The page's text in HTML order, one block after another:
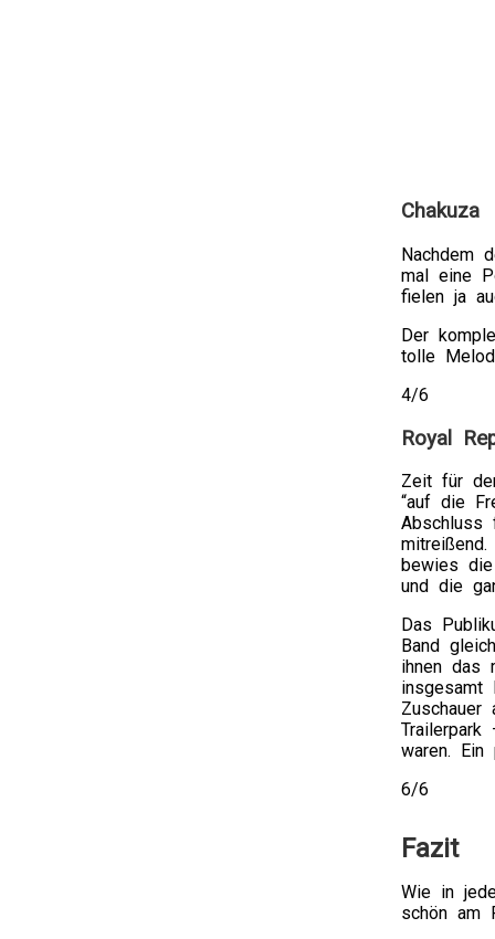
Chakuza
Nachdem
mal eine
fielen ja
Der
tolle
4/6
Royal
Zeit für
“auf die
Abschluss
bewies
und die
Das
Band
ihnen das
insgesamt
waren.
6/6
Fazit
Wie in
schön am